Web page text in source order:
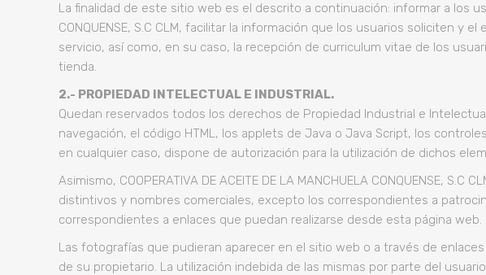
La finalidad de este sitio web es el descrito a continuación: informar a los
CONQUENSE, S.C CLM, facilitar la información que los usuarios soliciten
servicio, así como, en su caso, la recepción de curriculum vitae de los
tienda.
2.- PROPIEDAD INTELECTUAL E INDUSTRIAL.
Quedan reservados todos los derechos de Propiedad Industrial e
navegación, el código HTML, los applets de Java o Java Script, los
en cualquier caso, dispone de autorización para la utilización de dichos
Asimismo, COOPERATIVA DE ACEITE DE LA MANCHUELA CONQUENSE,
distintivos y nombres comerciales, excepto los correspondientes a
correspondientes a enlaces que puedan realizarse desde esta página web.
Las fotografías que pudieran aparecer en el sitio web o a través de
de su propietario. La utilización indebida de las mismas por parte del usuario